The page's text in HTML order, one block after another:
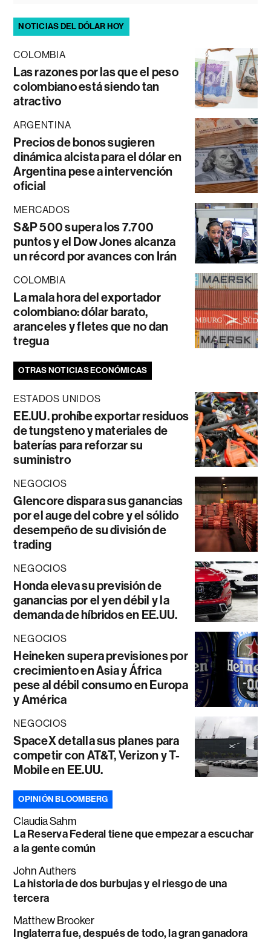
NOTICIAS DEL DÓLAR HOY
COLOMBIA
Las razones por las que el peso
colombiano está siendo tan
atractivo
ARGENTINA
Precios de bonos sugieren
dinámica alcista para el dólar en
Argentina pese a intervención
oficial
MERCADOS
S&P 500 supera los 7.700
puntos y el Dow Jones alcanza
un récord por avances con Irán
COLOMBIA
La mala hora del exportador
colombiano: dólar barato,
aranceles y fletes que no dan
tregua
OTRAS NOTICIAS ECONÓMICAS
ESTADOS UNIDOS
EE.UU. prohíbe exportar residuos
de tungsteno y materiales de
baterías para reforzar su
suministro
NEGOCIOS
Glencore dispara sus ganancias
por el auge del cobre y el sólido
desempeño de su división de
trading
NEGOCIOS
Honda eleva su previsión de
ganancias por el yen débil y la
demanda de híbridos en EE.UU.
NEGOCIOS
Heineken supera previsiones por
crecimiento en Asia y África
pese al débil consumo en Europa
y América
NEGOCIOS
SpaceX detalla sus planes para
competir con AT&T, Verizon y T-
Mobile en EE.UU.
OPINIÓN BLOOMBERG
Claudia Sahm
La Reserva Federal tiene que empezar a escuchar
a la gente común
John Authers
La historia de dos burbujas y el riesgo de una
tercera
Matthew Brooker
Inglaterra fue, después de todo, la gran ganadora